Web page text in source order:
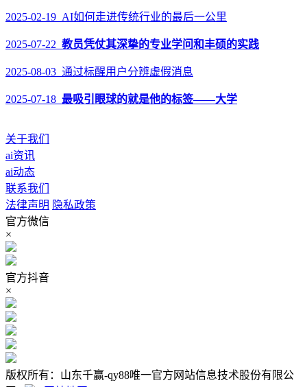
2025-02-19 AI如何走进传统行业的最后一公里
2025-07-22 教员凭仗其深挚的专业学问和丰硕的实践
2025-08-03 通过标醒用户分辨虚假消息
2025-07-18 最吸引眼球的就是他的标签——大学
关于我们
ai资讯
ai动态
联系我们
法律声明 隐私政策
官方微信
×
官方抖音
×
版权所有：山东千赢-qy88唯一官方网站信息技术股份有限公